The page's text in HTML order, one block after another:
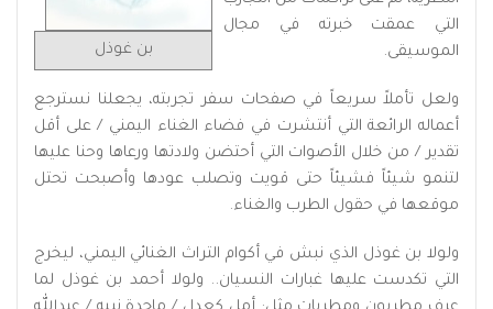
بن غوذل
التي عمقت خبرته في مجال
الموسيقى.
ولعل تأملاً سريعاً في صفحات سفر تجربته، يجعلنا نسترجع
أعماله الرائعة التي أنتشرت في فضاء الغناء اليمني / على أقل
تقدير / من خلال الأصوات التي أحتضن ولادتها ورعاها وحنا عليها
لتنمو شيئاً فشيئاً حتى قويت وتصلب عودها وأصبحت تحتل
موقعها في حقول الطرب والغناء.
ولولا بن غوذل الذي نبش في أكوام التراث الغنائي اليمني، ليخرج
التي تكدست عليها غبارات النسيان.. ولولا أحمد بن غوذل لما